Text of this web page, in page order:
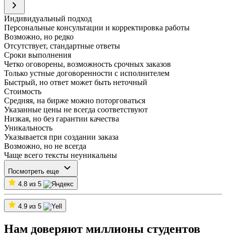
Индивидуальный подход
Персональные консультации и корректировка работы
Возможно, но редко
Отсутствует, стандартные ответы
Сроки выполнения
Четко оговорены, возможность срочных заказов
Только устные договоренности с исполнителем
Быстрый, но ответ может быть неточный
Стоимость
Средняя, на бирже можно поторговаться
Указанные цены не всегда соответствуют
Низкая, но без гарантии качества
Уникальность
Указывается при создании заказа
Возможно, но не всегда
Чаще всего тексты неуникальны
Посмотреть еще
4.8 из 5
4.9 из 5
Нам доверяют миллионы студентов